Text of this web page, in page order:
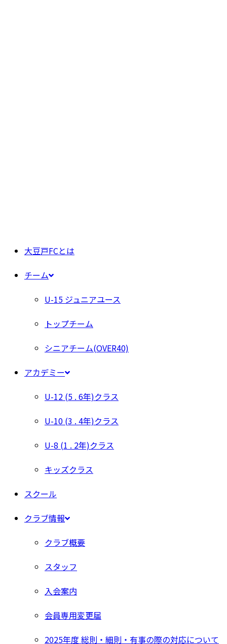
大豆戸FCとは
チーム
U-15 ジュニアユース
トップチーム
シニアチーム(OVER40)
アカデミー
U-12 (5 . 6年)クラス
U-10 (3 . 4年)クラス
U-8 (1 . 2年)クラス
キッズクラス
スクール
クラブ情報
クラブ概要
スタッフ
入会案内
会員専用変更届
2025年度 総則・細則・有事の際の対応について